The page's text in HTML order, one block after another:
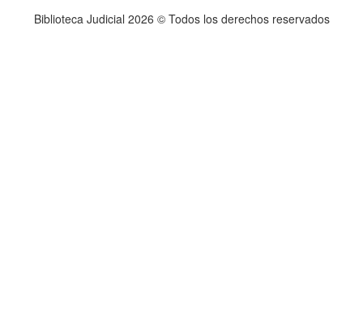
Biblioteca Judicial 2026 © Todos los derechos reservados